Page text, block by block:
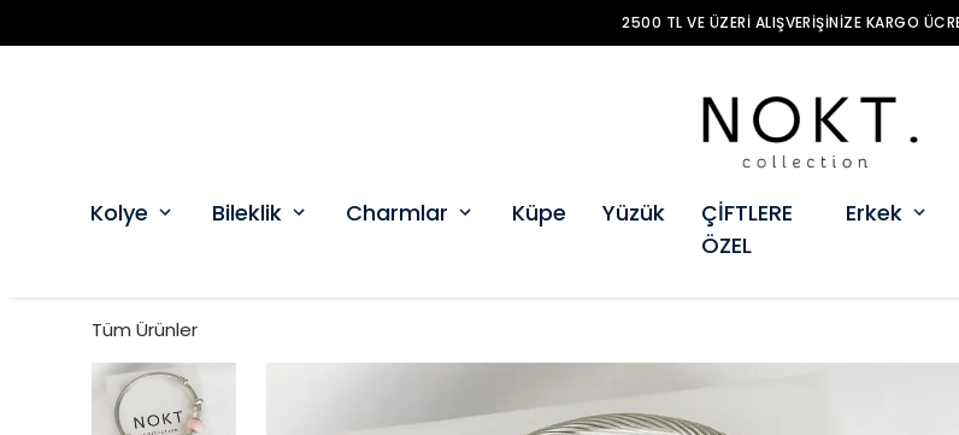
2500 TL VE ÜZERI ALIŞVERIŞINIZE KARGO ÜCRETSIZ
Kolye Bileklik Charmlar Küpe Yüzük
ÇİFTLERE
ÖZEL
Erkek
Tüm Ürünler